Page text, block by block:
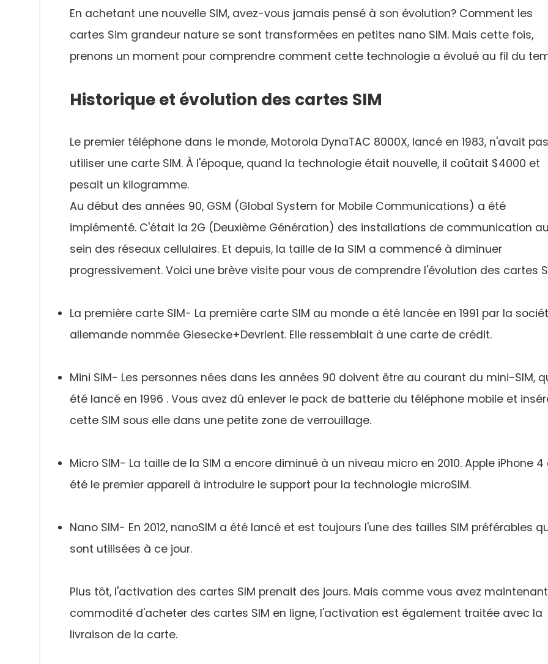
En achetant une nouvelle SIM, avez-vous jamais pensé à son évolution? Comment les
cartes Sim grandeur nature se sont transformées en petites nano SIM. Mais cette fois,
prenons un moment pour comprendre comment cette technologie a évolué au fil du
Historique et évolution des cartes SIM
Le premier téléphone dans le monde, Motorola DynaTAC 8000X, lancé en 1983, n'avait
utiliser une carte SIM. À l'époque, quand la technologie était nouvelle, il coûtait $4000 et
pesait un kilogramme.
Au début des années 90, GSM (Global System for Mobile Communications) a été
implémenté. C'était la 2G (Deuxième Génération) des installations de communication au
sein des réseaux cellulaires. Et depuis, la taille de la SIM a commencé à diminuer
progressivement. Voici une brève visite pour vous de comprendre l'évolution des cartes
La première carte SIM- La première carte SIM au monde a été lancée en 1991 par la
allemande nommée Giesecke+Devrient. Elle ressemblait à une carte de crédit.
Mini SIM- Les personnes nées dans les années 90 doivent être au courant du mini-SIM,
été lancé en 1996 . Vous avez dû enlever le pack de batterie du téléphone mobile et
cette SIM sous elle dans une petite zone de verrouillage.
Micro SIM- La taille de la SIM a encore diminué à un niveau micro en 2010. Apple iPhone 4
été le premier appareil à introduire le support pour la technologie microSIM.
Nano SIM- En 2012, nanoSIM a été lancé et est toujours l'une des tailles SIM préférables
sont utilisées à ce jour.
Plus tôt, l'activation des cartes SIM prenait des jours. Mais comme vous avez
commodité d'acheter des cartes SIM en ligne, l'activation est également traitée avec la
livraison de la carte.